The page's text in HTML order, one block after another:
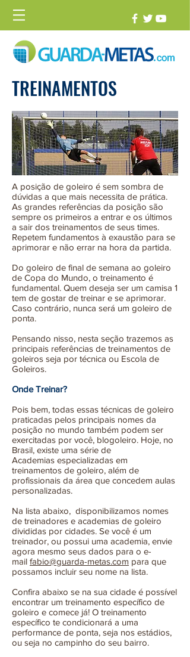
TREINAMENTOS
A posição de goleiro é sem sombra de
dúvidas a que mais necessita de prática.
As grandes referências da posição são
sempre os primeiros a entrar e os últimos
a sair dos treinamentos de seus times.
Repetem fundamentos à exaustão para se
aprimorar e não errar na hora da partida.
Do goleiro de final de semana ao goleiro
de Copa do Mundo, o treinamento é
fundamental. Quem deseja ser um camisa 1
tem de gostar de treinar e se aprimorar.
Caso contrário, nunca será um goleiro de
ponta.
Pensando nisso, nesta seção trazemos as
principais referências de treinamentos de
goleiros seja por técnica ou Escola de
Goleiros.
Onde Treinar?
Pois bem, todas essas técnicas de goleiro
praticadas pelos principais nomes da
posição no mundo também podem ser
exercitadas por você, blogoleiro. Hoje, no
Brasil, existe uma série de
Academias especializadas em
treinamentos de goleiro, além de
profissionais da área que concedem aulas
personalizadas.
Na lista abaixo, disponibilizamos nomes
de treinadores e academias de goleiro
divididas por cidades. Se você é um
treinador, ou possui uma academia, envie
agora mesmo seus dados para o e-
mail fabio@guarda-metas.com para que
possamos incluir seu nome na lista.
Confira abaixo se na sua cidade é possível
encontrar um treinamento específico de
goleiro e comece já! O treinamento
específico te condicionará a uma
performance de ponta, seja nos estádios,
ou seja no campinho do seu bairro.